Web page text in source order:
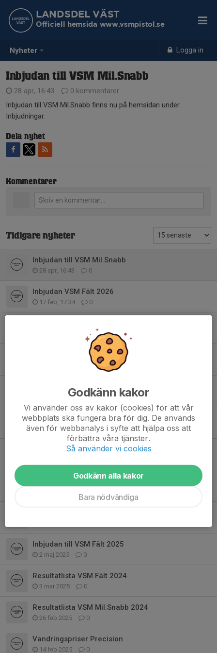
Nyheter Logga in
LANDSDEL VÄST
Officiell hemsida www.vsmpistol.se
Inbjudan till VSM Mil.Snabb
28 apr, 16:43
0 kommentarer
Inbjudan till VSM Mil.Snabb finns nu på hemsidan under
Inbjudningar.
Dela nyhet
Kommentarer
Tidigare nyheter
Inbjudan till VSM Mil.Snabb
28 apr, 16:43 0
Inbjudan VSM Fält 2026
17 feb, 17:34 0
0
Sidorna med Vandringspriser är uppdaterade
Inbjudan VSM Mil.Snabb
8 sep 2025 0
VSM Militär Snabbmatch
21 aug 2025 0
VSM Ban/Precision 2025
Inbjudan till VSM Fält 2025
2 maj 2025 0
Resultatlista VSM Fält 2024
3 mar 2025 0
Resultatlista VSM Mil.Snabb 2024
26 feb 2025 0
Vandringspriser Precision
14 feb 2025 0
Godkänn kakor
Vi använder oss av kakor (cookies) för att vår
webbplats ska fungera bra för dig. De används
även för webbanalys i syfte att hjälpa oss att
förbättra våra tjänster.
Så använder vi cookies
Godkänn alla kakor
Bara nödvändiga